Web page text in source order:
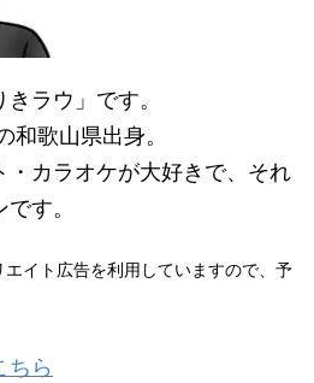
ラウ」です。
和歌山県出身。
・カラオケが大好きで、それ
す。
イト広告を利用していますので、予
ちら